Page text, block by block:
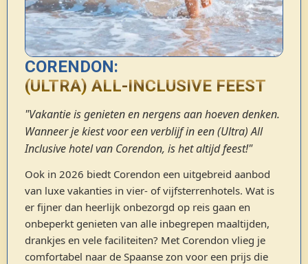
CORENDON:
(ULTRA) ALL-INCLUSIVE FEEST
"Vakantie is genieten en nergens aan hoeven denken.
Wanneer je kiest voor een verblijf in een (Ultra) All
Inclusive hotel van Corendon, is het altijd feest!"
Ook in 2026 biedt Corendon een uitgebreid aanbod
van luxe vakanties in vier- of vijfsterrenhotels. Wat is
er fijner dan heerlijk onbezorgd op reis gaan en
onbeperkt genieten van alle inbegrepen maaltijden,
drankjes en vele faciliteiten? Met Corendon vlieg je
comfortabel naar de Spaanse zon voor een prijs die